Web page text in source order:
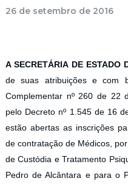
26 de setembro de 2016
A SECRETÁRIA DE ESTADO
de suas atribuições e com
Complementar nº 260 de 22
pelo Decreto nº 1.545 de 16
estão abertas as inscrições
de contratação de Médicos,
de Custódia e Tratamento
Pedro de Alcântara e para o